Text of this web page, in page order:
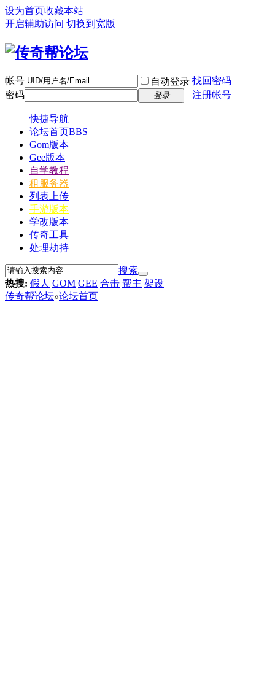
设为首页收藏本站
开启辅助访问 切换到宽版
帐号 自动登录 找回密码
密码
登录 注册帐号
快捷导航
论坛首页BBS
Gom版本
Gee版本
自学教程
租服务器
列表上传
手游版本
学改版本
传奇工具
处理劫持
搜索
热搜: 假人 GOM GEE 合击 帮主 架设
传奇帮论坛»论坛首页